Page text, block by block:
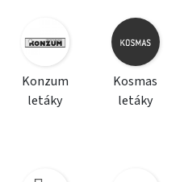
Konzum
letáky
Kosmas
letáky